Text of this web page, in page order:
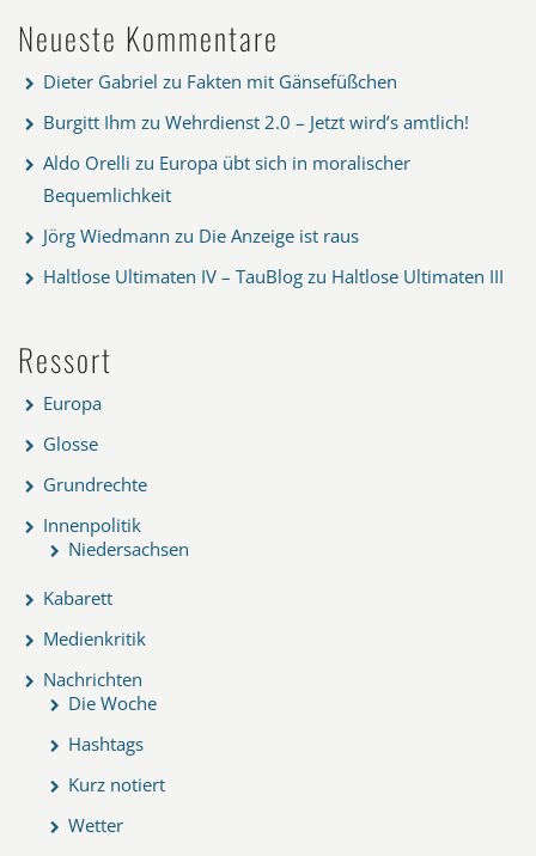
Neueste Kommentare
Dieter Gabriel zu Fakten mit Gänsefüßchen
Burgitt Ihm zu Wehrdienst 2.0 – Jetzt wird’s amtlich!
Aldo Orelli zu Europa übt sich in moralischer
Bequemlichkeit
Jörg Wiedmann zu Die Anzeige ist raus
Haltlose Ultimaten IV – TauBlog zu Haltlose Ultimaten III
Ressort
Europa
Glosse
Grundrechte
Innenpolitik
Niedersachsen
Kabarett
Medienkritik
Nachrichten
Die Woche
Hashtags
Kurz notiert
Wetter